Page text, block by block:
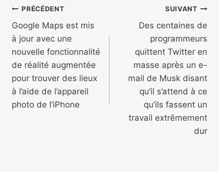
Navigation
de
l’article
PRÉCÉDENT
Google Maps est mis
à jour avec une
nouvelle fonctionnalité
de réalité augmentée
pour trouver des lieux
à l’aide de l’appareil
photo de l’iPhone
SUIVANT
Des centaines de
programmeurs
quittent Twitter en
masse après un e-
mail de Musk disant
qu’il s’attend à ce
qu’ils fassent un
travail extrêmement
dur